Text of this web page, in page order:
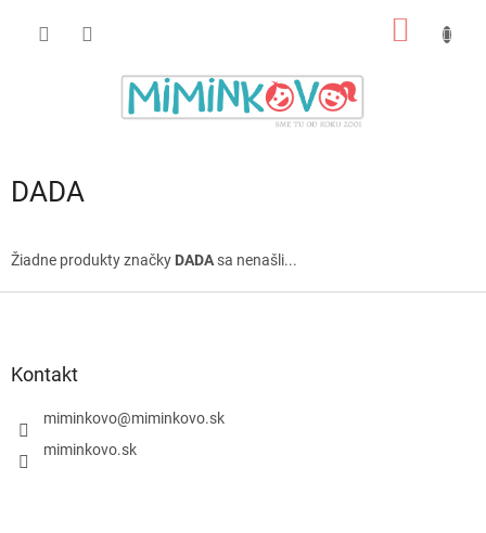
DADA
Žiadne produkty značky DADAsa nenašli...
Kontakt
miminkovo@miminkovo.sk
miminkovo.sk